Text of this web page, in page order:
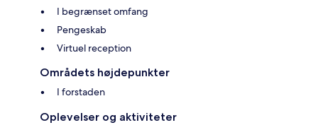
I begrænset omfang
Pengeskab
Virtuel reception
Områdets højdepunkter
I forstaden
Oplevelser og aktiviteter